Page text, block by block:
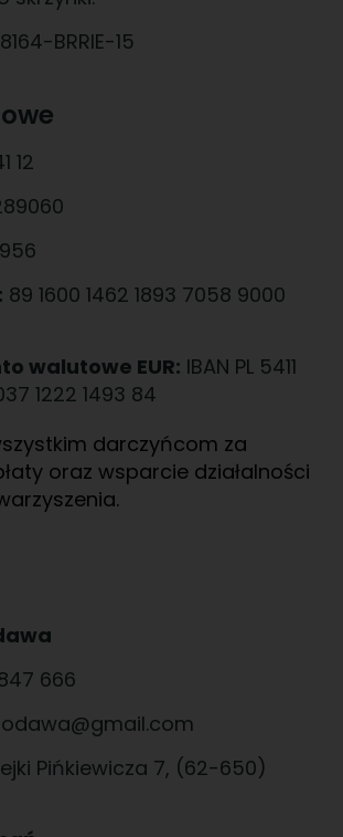
BRRIE-15
12
89 1600 1462 1893 7058 9000
walutowe EUR: IBAN PL 5411
1222 1493 84
darczyńcom za
oraz wsparcie działalności
666
Pińkiewicza 7, (62-650)